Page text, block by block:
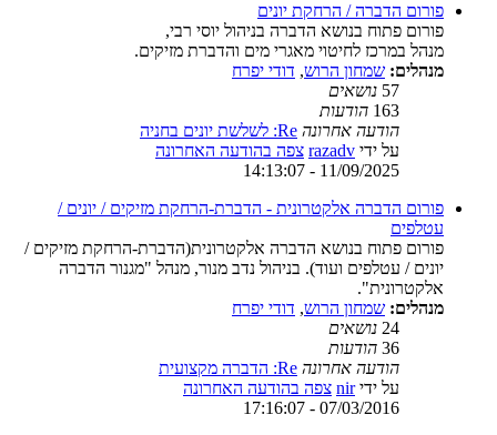
פורום הדברה / הרחקת יונים
פורום פתוח בנושא הדברה בניהול יוסי רבי,
מנהל במרכז לחיטוי מאגרי מים והדברת מזיקים.
מנהלים: שמחון הרוש, דודי יפרח
57 נושאים
163 הודעות
הודעה אחרונה Re: לשלשת יונים בחניה
על ידי razadv צפה בהודעה האחרונה
11/09/2025 - 14:13:07
פורום הדברה אלקטרונית - הדברת-הרחקת מזיקים / יונים /
עטלפים
פורום פתוח בנושא הדברה אלקטרונית(הדברת-הרחקת מזיקים /
יונים / עטלפים ועוד). בניהול נדב מנור, מנהל "מגנור הדברה
אלקטרונית".
מנהלים: שמחון הרוש, דודי יפרח
24 נושאים
36 הודעות
הודעה אחרונה Re: הדברה מקצועית
על ידיnir צפה בהודעה האחרונה
07/03/2016 - 17:16:07